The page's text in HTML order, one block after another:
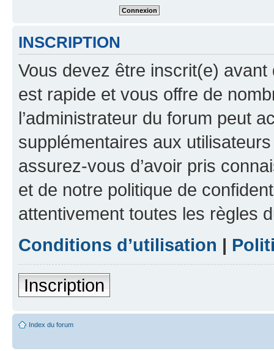
INSCRIPTION
Vous devez être inscrit(e) avant
est rapide et vous offre de
l’administrateur du forum peut
supplémentaires aux
assurez-vous d’avoir pris
et de notre politique de
attentivement toutes les règles
Conditions d’utilisation |
Inscription
Index du forum